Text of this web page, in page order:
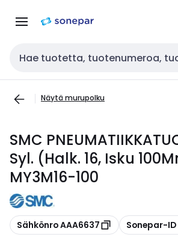
navigointiinsisältöön
Haku
Näytä murupolku
SMC
Syl. (Halk. 16, Isku
MY3M16-100
Kopioi
Sähkönro AAA6637 Kopioi
Sonepar-ID